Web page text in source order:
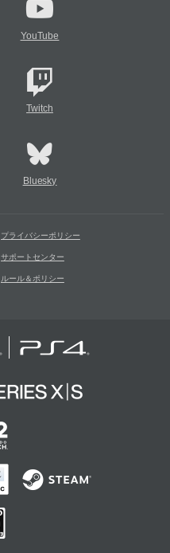
YouTube
Twitch
Bluesky
プライバシーポリシー
サポートセンター
ルール＆ポリシー